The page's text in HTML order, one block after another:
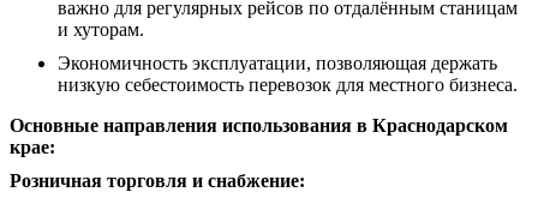
важно для регулярных рейсов по отдалённым станицам
и хуторам.
Экономичность эксплуатации, позволяющая держать
низкую себестоимость перевозок для местного бизнеса.
Основные направления использования в Краснодарском
крае:
Розничная торговля и снабжение: